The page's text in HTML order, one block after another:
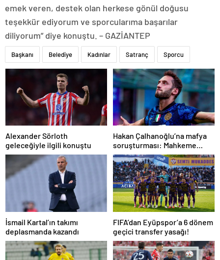
emek veren, destek olan herkese gönül doğusu
teşekkür ediyorum ve sporcularıma başarılar
diliyorum” diye konuştu. – GAZİANTEP
Başkanı Belediye Kadınlar Satranç Sporcu
Alexander Sörloth
geleceğiyle ilgili konuştu
Hakan Çalhanoğlu’na mafya
soruşturması: Mahkeme
cezasını açıkladı
İsmail Kartal’ın takımı
deplasmanda kazandı
FIFA’dan Eyüpspor’a 6 dönem
geçici transfer yasağı!